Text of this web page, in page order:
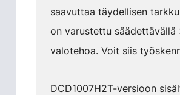
saavuttaa täydellisen
on varustettu säädettävällä
valotehoa. Voit siis
DCD1007H2T-versioon